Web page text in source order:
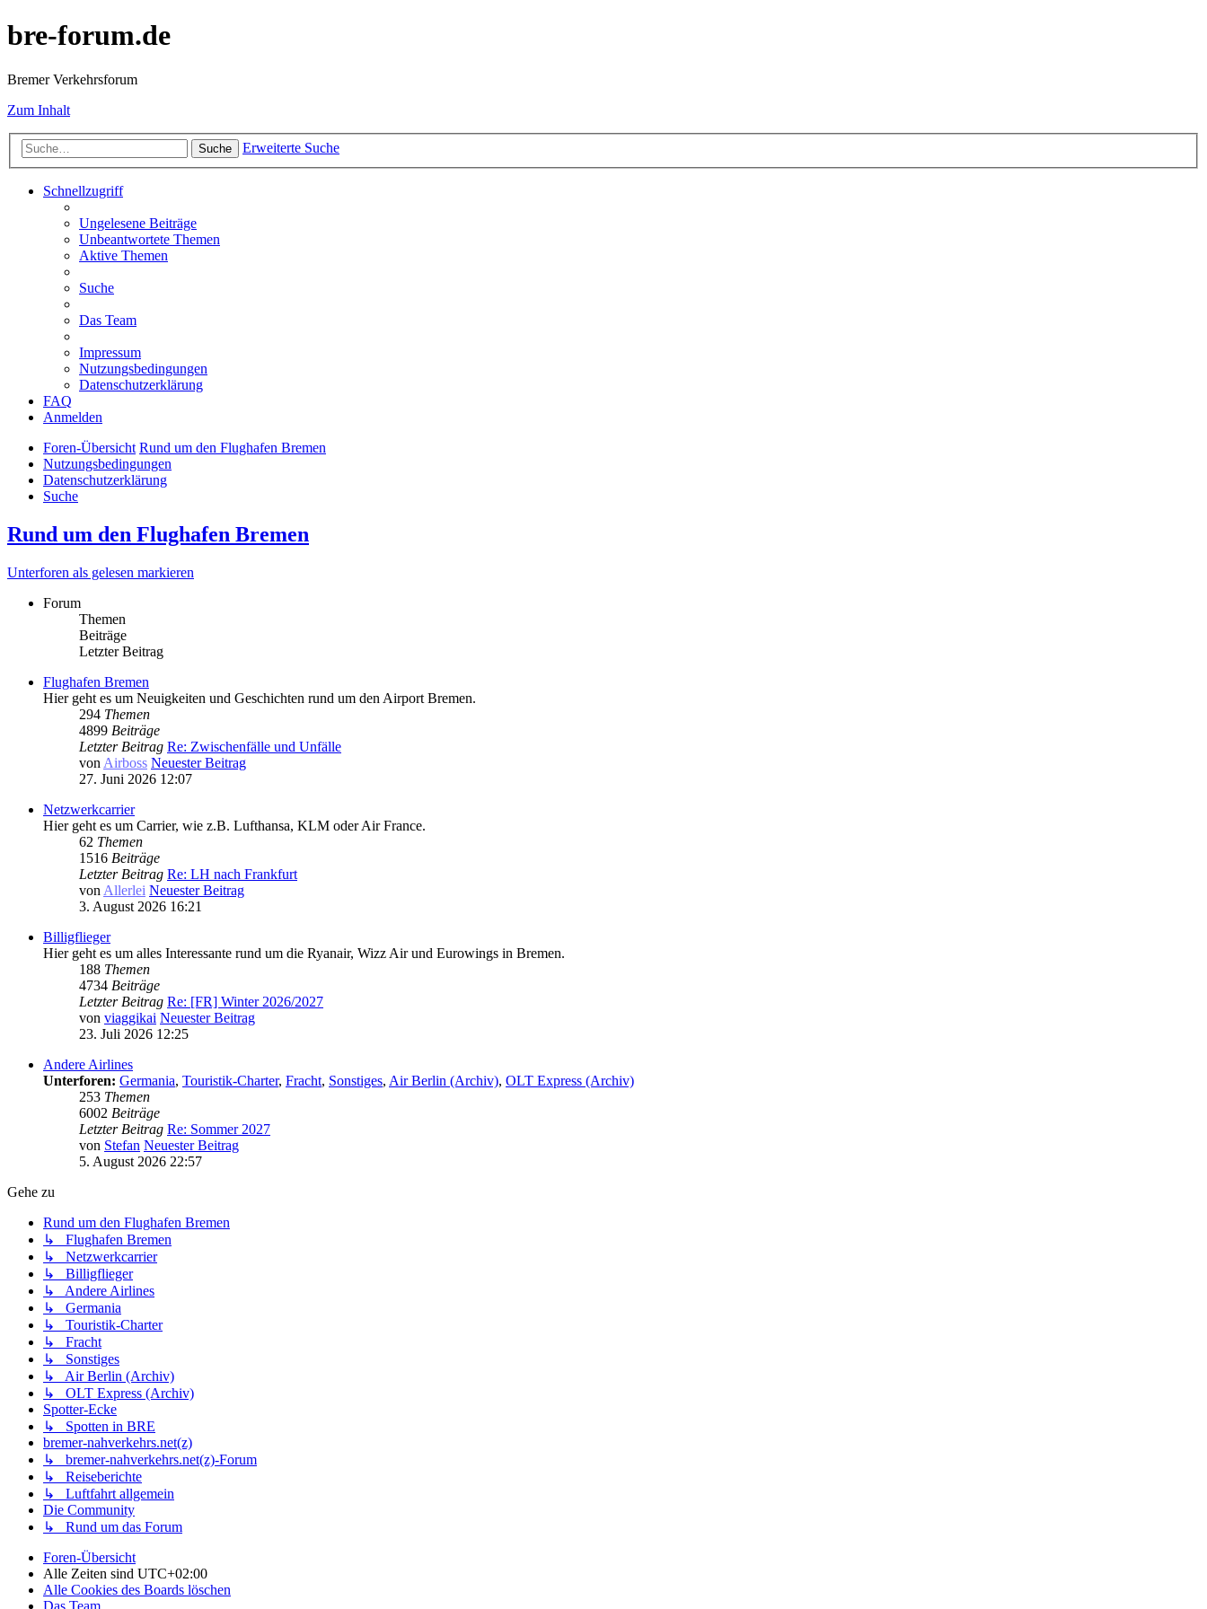
bre-forum.de
Bremer Verkehrsforum
Zum Inhalt
Suche Erweiterte Suche
Schnellzugriff
Ungelesene Beiträge
Unbeantwortete Themen
Aktive Themen
Suche
Das Team
Impressum
Nutzungsbedingungen
Datenschutzerklärung
FAQ
Anmelden
Foren-Übersicht Rund um den Flughafen Bremen
Nutzungsbedingungen
Datenschutzerklärung
Suche
Rund um den Flughafen Bremen
Unterforen als gelesen markieren
Forum
Themen
Beiträge
Letzter Beitrag
Flughafen Bremen
Hier geht es um Neuigkeiten und Geschichten rund um den Airport Bremen.
294 Themen
4899 Beiträge
Letzter Beitrag Re: Zwischenfälle und Unfälle
von Airboss Neuester Beitrag
27. Juni 2026 12:07
Netzwerkcarrier
Hier geht es um Carrier, wie z.B. Lufthansa, KLM oder Air France.
62 Themen
1516 Beiträge
Letzter Beitrag Re: LH nach Frankfurt
von Allerlei Neuester Beitrag
3. August 2026 16:21
Billigflieger
Hier geht es um alles Interessante rund um die Ryanair, Wizz Air und Eurowings in Bremen.
188 Themen
4734 Beiträge
Letzter Beitrag Re: [FR] Winter 2026/2027
von viaggikai Neuester Beitrag
23. Juli 2026 12:25
Andere Airlines
Unterforen: Germania, Touristik-Charter, Fracht, Sonstiges, Air Berlin (Archiv), OLT Express (Archiv)
253 Themen
6002 Beiträge
Letzter Beitrag Re: Sommer 2027
von Stefan Neuester Beitrag
5. August 2026 22:57
Gehe zu
Rund um den Flughafen Bremen
↳ Flughafen Bremen
↳ Netzwerkcarrier
↳ Billigflieger
↳ Andere Airlines
↳ Germania
↳ Touristik-Charter
↳ Fracht
↳ Sonstiges
↳ Air Berlin (Archiv)
↳ OLT Express (Archiv)
Spotter-Ecke
↳ Spotten in BRE
bremer-nahverkehrs.net(z)
↳ bremer-nahverkehrs.net(z)-Forum
↳ Reiseberichte
↳ Luftfahrt allgemein
Die Community
↳ Rund um das Forum
Foren-Übersicht
Alle Zeiten sind UTC+02:00
Alle Cookies des Boards löschen